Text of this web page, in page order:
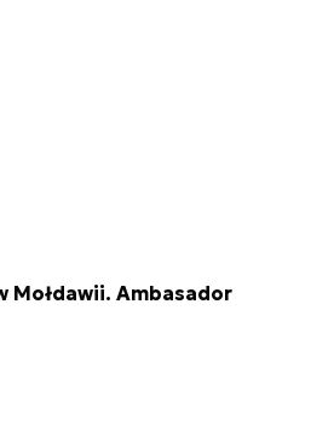
Mołdawii. Ambasador